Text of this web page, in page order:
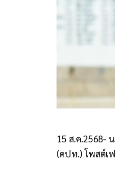
15 ส.ค.2568-
(คปท.) โพสต์เ